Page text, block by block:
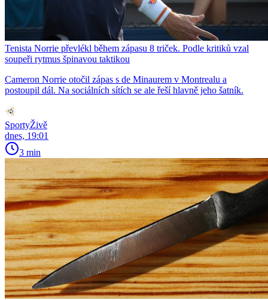
Tenista Norrie převlékl během zápasu 8 triček. Podle kritiků vzal
soupeři rytmus špinavou taktikou
Cameron Norrie otočil zápas s de Minaurem v Montrealu a
postoupil dál. Na sociálních sítích se ale řeší hlavně jeho šatník.
SportyŽivě
dnes, 19:01
3 min